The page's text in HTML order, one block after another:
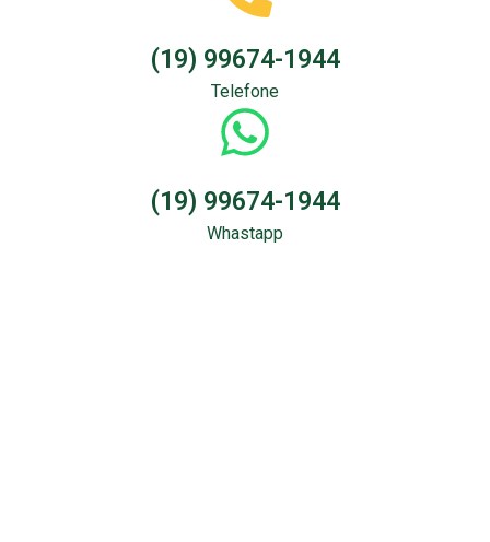
(19) 99674-1944
Telefone
(19) 99674-1944
Whastapp